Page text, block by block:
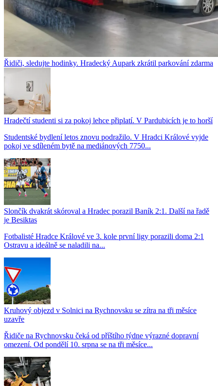
Řidiči, sledujte hodinky. Hradecký Aupark zkrátil parkování zdarma
Hradečtí studenti si za pokoj lehce připlatí. V Pardubicích je to horší
Studentské bydlení letos znovu podražilo. V Hradci Králové vyjde
pokoj ve sdíleném bytě na mediánových 7750...
Slončík dvakrát skóroval a Hradec porazil Baník 2:1. Další na řadě
je Besiktas
Fotbalisté Hradce Králové ve 3. kole první ligy porazili doma 2:1
Ostravu a ideálně se naladili na...
Kruhový objezd v Solnici na Rychnovsku se zítra na tři měsíce
uzavře
Řidiče na Rychnovsku čeká od příštího týdne výrazné dopravní
omezení. Od pondělí 10. srpna se na tři měsíce...